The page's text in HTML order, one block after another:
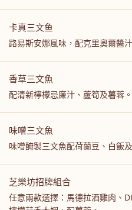
卡真三文鱼
路易斯安娜風味，配克里奧爾醬
香草三文魚
配清新檸檬忌廉汁、蘆筍及薯蓉。
味噌三文魚
味噌醃製三文魚配荷蘭豆、白飯
芝樂坊招牌組合
任意兩款選擇：馬德拉酒雞肉、